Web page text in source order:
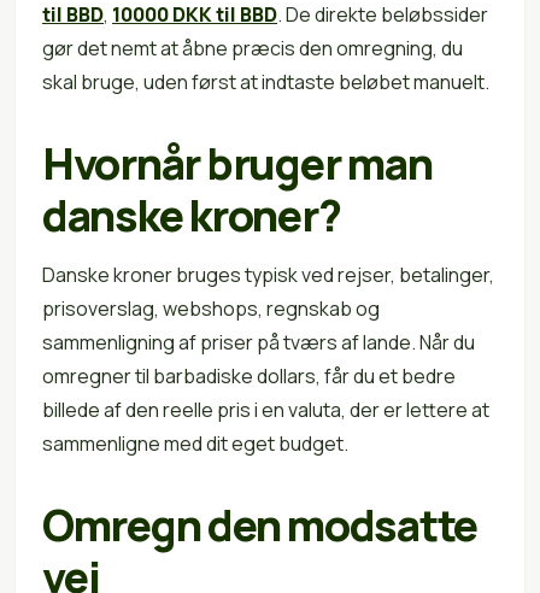
til BBD, 10000 DKK til BBD. De direkte beløbssider
gør det nemt at åbne præcis den omregning, du
skal bruge, uden først at indtaste beløbet manuelt.
Hvornår bruger man
danske kroner?
Danske kroner bruges typisk ved rejser, betalinger,
prisoverslag, webshops, regnskab og
sammenligning af priser på tværs af lande. Når du
omregner til barbadiske dollars, får du et bedre
billede af den reelle pris i en valuta, der er lettere at
sammenligne med dit eget budget.
Omregn den modsatte
vej